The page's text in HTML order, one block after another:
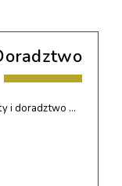
i doradztwo …